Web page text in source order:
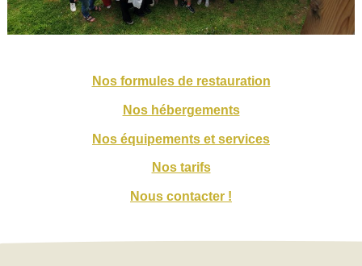
Nos formules de restauration
Nos hébergements
Nos équipements et services
Nos tarifs
Nous contacter !